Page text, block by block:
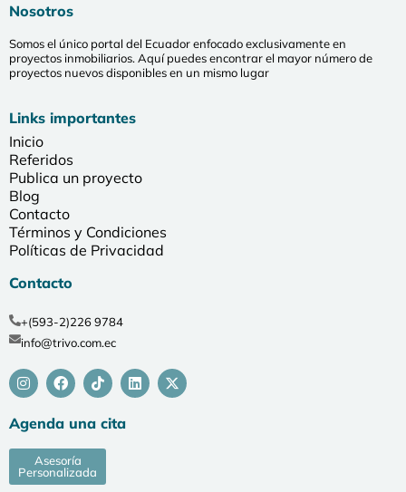
Nosotros
Somos el único portal del Ecuador enfocado exclusivamente en
proyectos inmobiliarios. Aquí puedes encontrar el mayor número de
proyectos nuevos disponibles en un mismo lugar
Links importantes
Inicio
Referidos
Publica un proyecto
Blog
Contacto
Términos y Condiciones
Políticas de Privacidad
Contacto
+(593-2)226 9784
info@trivo.com.ec
Agenda una cita
Asesoría
Personalizada